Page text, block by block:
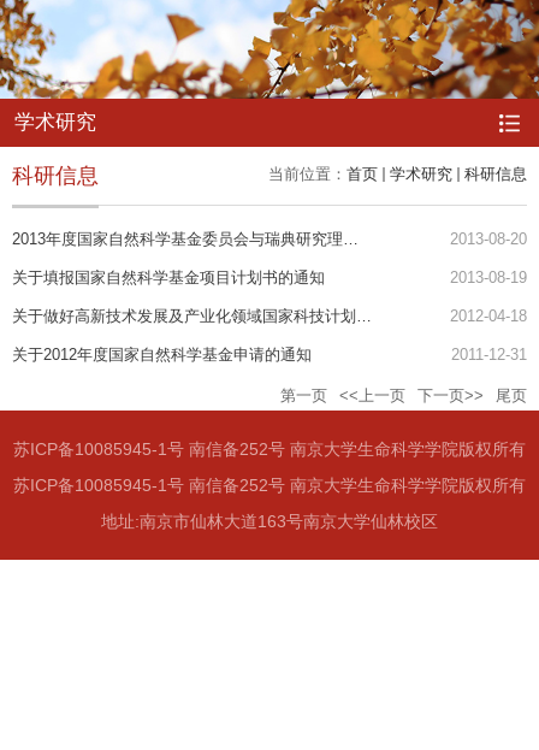
学术研究
当前位置： 首页 学术研究 科研信息
科研信息
2013年度国家自然科学基金委员会与瑞典研究理事会“抗生素及耐药性”领域合作研究项目指南发布 2013-08-20
关于填报国家自然科学基金项目计划书的通知 2013-08-19
关于做好高新技术发展及产业化领域国家科技计划2013年备选项目征集工作的通知 2012-04-18
关于2012年度国家自然科学基金申请的通知 2011-12-31
第一页 <<上一页 下一页>> 尾页
苏ICP备10085945-1号 南信备252号 南京大学生命科学学院版权所有
苏ICP备10085945-1号 南信备252号 南京大学生命科学学院版权所有
地址:南京市仙林大道163号南京大学仙林校区